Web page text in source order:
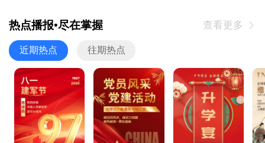
热点播报•尽在掌握 查看更多 
近期热点 往期热点